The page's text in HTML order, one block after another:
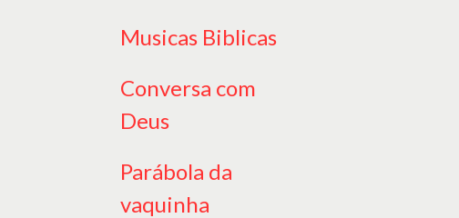
Musicas Biblicas
Conversa com
Deus
Parábola da
vaquinha